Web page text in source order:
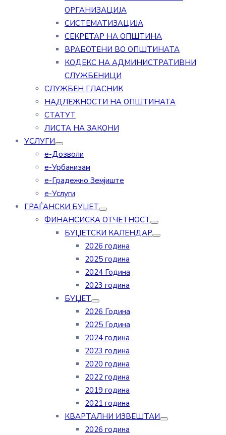
ОРГАНИЗАЦИЈА
СИСТЕМАТИЗАЦИЈА
СЕКРЕТАР НА ОПШТИНА
ВРАБОТЕНИ ВО ОПШТИНАТА
КОДЕКС НА АДМИНИСТРАТИВНИ
СЛУЖБЕНИЦИ
СЛУЖБЕН ГЛАСНИК
НАДЛЕЖНОСТИ НА ОПШТИНАТА
СТАТУТ
ЛИСТА НА ЗАКОНИ
УСЛУГИ
е-Дозволи
е-Урбанизам
е-Градежно Земјиште
е-Услуги
ГРАЃАНСКИ БУЏЕТ
ФИНАНСИСКА ОТЧЕТНОСТ
БУЏЕТСКИ КАЛЕНДАР
2026 година
2025 година
2024 Година
2023 година
БУЏЕТ
2026 Година
2025 Година
2024 година
2023 година
2020 година
2022 година
2019 година
2021 година
КВАРТАЛНИ ИЗВЕШТАИ
2026 година